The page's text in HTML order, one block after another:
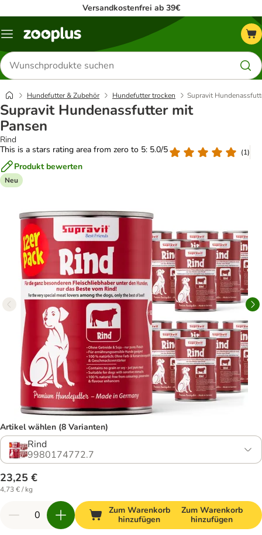
Versandkostenfrei ab 39€
Menü
Produkte
suchen
Hundefutter & Zubehör Hundefutter trocken Supravit
Supravit Hundenassfutter mit
Pansen
Rind
This is a stars rating area from zero to 5: 5.0/5
(1)
Produkt bewerten
Neu
Artikel wählen (8 Varianten)
Rind
9980174772.7
23,25 €
4,73 € / kg
Zum Warenkorb
hinzufügen
Zum Warenkorb
hinzufügen